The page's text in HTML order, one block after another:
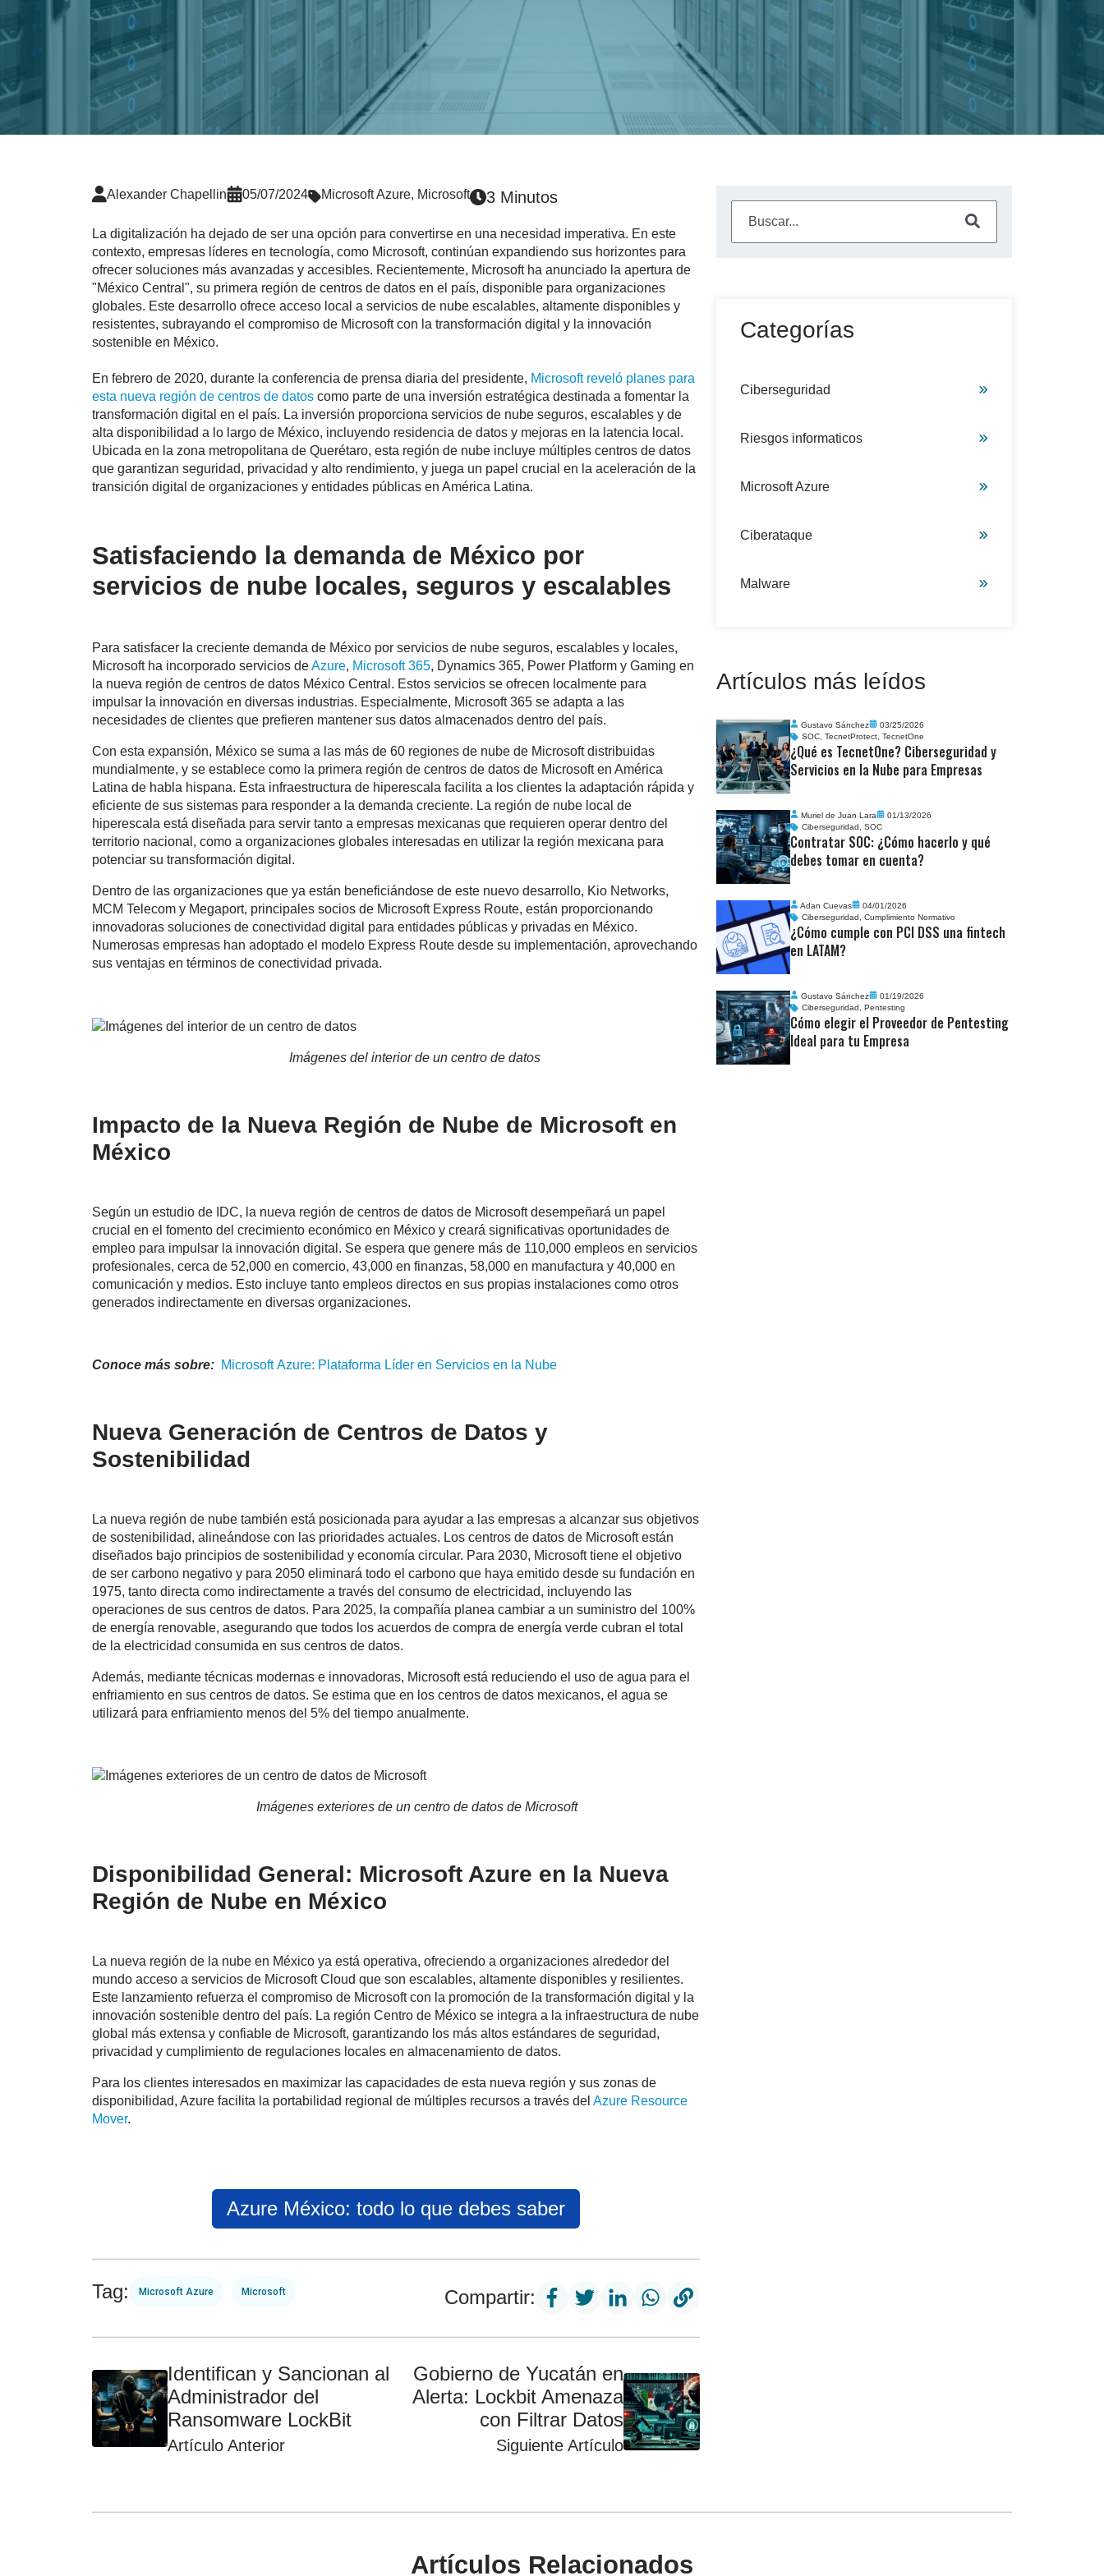
Alexander Chapellin 05/07/2024 Microsoft Azure, Microsoft 3 Minutos
La digitalización ha dejado de ser una opción para convertirse en una necesidad imperativa. En este
contexto, empresas líderes en tecnología, como Microsoft, continúan expandiendo sus horizontes para
ofrecer soluciones más avanzadas y accesibles. Recientemente, Microsoft ha anunciado la apertura de
"México Central", su primera región de centros de datos en el país, disponible para organizaciones
globales. Este desarrollo ofrece acceso local a servicios de nube escalables, altamente disponibles y
resistentes, subrayando el compromiso de Microsoft con la transformación digital y la innovación
sostenible en México.
En febrero de 2020, durante la conferencia de prensa diaria del presidente, Microsoft reveló planes para
esta nueva región de centros de datos como parte de una inversión estratégica destinada a fomentar la
transformación digital en el país. La inversión proporciona servicios de nube seguros, escalables y de
alta disponibilidad a lo largo de México, incluyendo residencia de datos y mejoras en la latencia local.
Ubicada en la zona metropolitana de Querétaro, esta región de nube incluye múltiples centros de datos
que garantizan seguridad, privacidad y alto rendimiento, y juega un papel crucial en la aceleración de la
transición digital de organizaciones y entidades públicas en América Latina.
Satisfaciendo la demanda de México por
servicios de nube locales, seguros y escalables
Para satisfacer la creciente demanda de México por servicios de nube seguros, escalables y locales,
Microsoft ha incorporado servicios deAzure, Microsoft 365, Dynamics 365, Power Platform y Gaming en
la nueva región de centros de datos México Central. Estos servicios se ofrecen localmente para
impulsar la innovación en diversas industrias. Especialmente, Microsoft 365 se adapta a las
necesidades de clientes que prefieren mantener sus datos almacenados dentro del país.
Con esta expansión, México se suma a las más de 60 regiones de nube de Microsoft distribuidas
mundialmente, y se establece como la primera región de centros de datos de Microsoft en América
Latina de habla hispana. Esta infraestructura de hiperescala facilita a los clientes la adaptación rápida y
eficiente de sus sistemas para responder a la demanda creciente. La región de nube local de
hiperescala está diseñada para servir tanto a empresas mexicanas que requieren operar dentro del
territorio nacional, como a organizaciones globales interesadas en utilizar la región mexicana para
potenciar su transformación digital.
Dentro de las organizaciones que ya están beneficiándose de este nuevo desarrollo, Kio Networks,
MCM Telecom y Megaport, principales socios de Microsoft Express Route, están proporcionando
innovadoras soluciones de conectividad digital para entidades públicas y privadas en México.
Numerosas empresas han adoptado el modelo Express Route desde su implementación, aprovechando
sus ventajas en términos de conectividad privada.
Imágenes del interior de un centro de datos
Impacto de la Nueva Región de Nube de Microsoft en
México
Según un estudio de IDC, la nueva región de centros de datos de Microsoft desempeñará un papel
crucial en el fomento del crecimiento económico en México y creará significativas oportunidades de
empleo para impulsar la innovación digital. Se espera que genere más de 110,000 empleos en servicios
profesionales, cerca de 52,000 en comercio, 43,000 en finanzas, 58,000 en manufactura y 40,000 en
comunicación y medios. Esto incluye tanto empleos directos en sus propias instalaciones como otros
generados indirectamente en diversas organizaciones.
Conoce más sobre: Microsoft Azure: Plataforma Líder en Servicios en la Nube
Nueva Generación de Centros de Datos y
Sostenibilidad
La nueva región de nube también está posicionada para ayudar a las empresas a alcanzar sus objetivos
de sostenibilidad, alineándose con las prioridades actuales. Los centros de datos de Microsoft están
diseñados bajo principios de sostenibilidad y economía circular. Para 2030, Microsoft tiene el objetivo
de ser carbono negativo y para 2050 eliminará todo el carbono que haya emitido desde su fundación en
1975, tanto directa como indirectamente a través del consumo de electricidad, incluyendo las
operaciones de sus centros de datos. Para 2025, la compañía planea cambiar a un suministro del 100%
de energía renovable, asegurando que todos los acuerdos de compra de energía verde cubran el total
de la electricidad consumida en sus centros de datos.
Además, mediante técnicas modernas e innovadoras, Microsoft está reduciendo el uso de agua para el
enfriamiento en sus centros de datos. Se estima que en los centros de datos mexicanos, el agua se
utilizará para enfriamiento menos del 5% del tiempo anualmente.
Imágenes exteriores de un centro de datos de Microsoft
Disponibilidad General: Microsoft Azure en la Nueva
Región de Nube en México
La nueva región de la nube en México ya está operativa, ofreciendo a organizaciones alrededor del
mundo acceso a servicios de Microsoft Cloud que son escalables, altamente disponibles y resilientes.
Este lanzamiento refuerza el compromiso de Microsoft con la promoción de la transformación digital y la
innovación sostenible dentro del país. La región Centro de México se integra a la infraestructura de nube
global más extensa y confiable de Microsoft, garantizando los más altos estándares de seguridad,
privacidad y cumplimiento de regulaciones locales en almacenamiento de datos.
Para los clientes interesados en maximizar las capacidades de esta nueva región y sus zonas de
disponibilidad, Azure facilita la portabilidad regional de múltiples recursos a través del Azure Resource
Mover.
Azure México: todo lo que debes saber
Tag: Microsoft Azure Microsoft Compartir:
Identifican y Sancionan al
Administrador del
Ransomware LockBit
Artículo Anterior
Gobierno de Yucatán en
Alerta: Lockbit Amenaza
con Filtrar Datos
Siguiente Artículo
Categorías
Ciberseguridad
Riesgos informaticos
Microsoft Azure
Ciberataque
Malware
Artículos más leídos
Gustavo Sánchez
03/25/2026
SOC, TecnetProtect, TecnetOne
¿Qué es TecnetOne? Ciberseguridad y
Servicios en la Nube para Empresas
Muriel de Juan Lara
01/13/2026
Ciberseguridad, SOC
Contratar SOC: ¿Cómo hacerlo y qué
debes tomar en cuenta?
Adan Cuevas
04/01/2026
Ciberseguridad, Cumplimiento Normativo
¿Cómo cumple con PCI DSS una fintech
en LATAM?
Gustavo Sánchez
01/19/2026
Ciberseguridad, Pentesting
Cómo elegir el Proveedor de Pentesting
Ideal para tu Empresa
Artículos Relacionados